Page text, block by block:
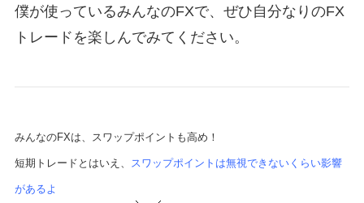
僕が使っているみんなのFXで、ぜひ自分なりのFX
トレードを楽しんでみてください。
みんなのFXは、スワップポイントも高め！
短期トレードとはいえ、 スワップポイントは無視できないくらい影響
があるよ